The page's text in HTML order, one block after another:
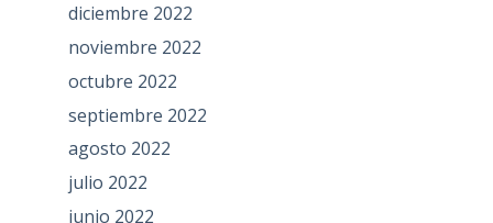
diciembre 2022
noviembre 2022
octubre 2022
septiembre 2022
agosto 2022
julio 2022
junio 2022